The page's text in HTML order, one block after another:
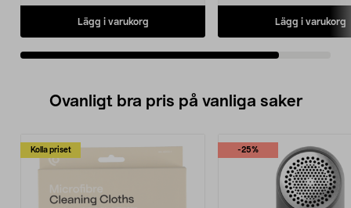
Lägg i varukorg Lägg i varukorg
Ovanligt bra pris på vanliga saker
Kolla priset -25%